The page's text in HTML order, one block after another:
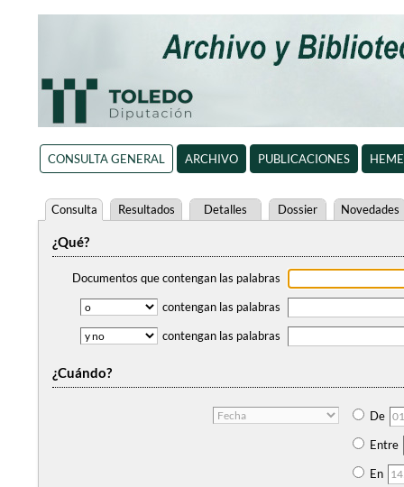
CONSULTA GENERAL ARCHIVO PUBLICACIONES
Consulta Resultados Detalles Dossier Novedades
¿Qué?
Documentos que contengan las palabras
contengan las palabras
contengan las palabras
¿Cuándo?
De
Entre
En